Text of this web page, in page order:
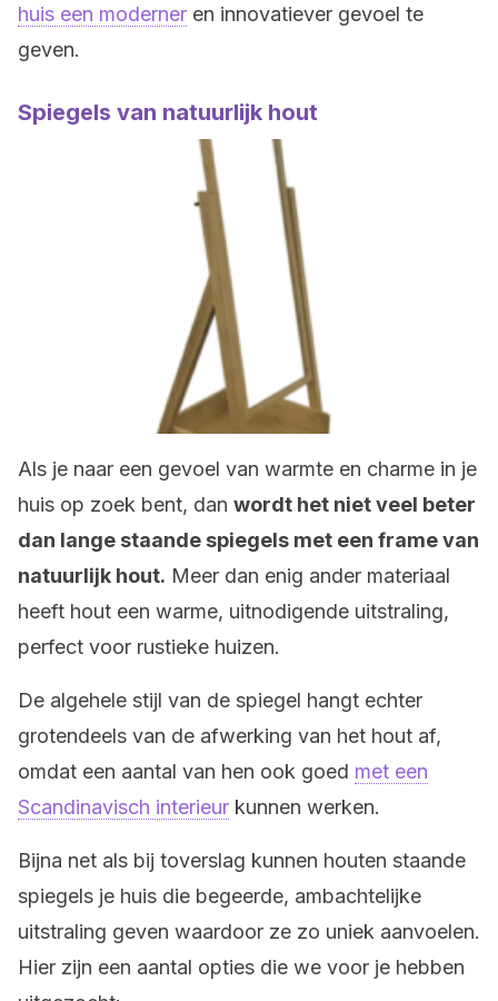
huis een moderner en innovatiever gevoel te
geven.
Spiegels van natuurlijk hout
Als je naar een gevoel van warmte en charme in je
huis op zoek bent, dan wordt het niet veel beter
dan lange staande spiegels met een frame van
natuurlijk hout. Meer dan enig ander materiaal
heeft hout een warme, uitnodigende uitstraling,
perfect voor rustieke huizen.
De algehele stijl van de spiegel hangt echter
grotendeels van de afwerking van het hout af,
omdat een aantal van hen ook goed met een
Scandinavisch interieur kunnen werken.
Bijna net als bij toverslag kunnen houten staande
spiegels je huis die begeerde, ambachtelijke
uitstraling geven waardoor ze zo uniek aanvoelen.
Hier zijn een aantal opties die we voor je hebben